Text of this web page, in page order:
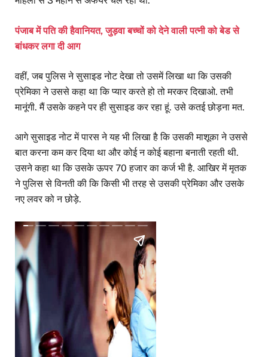
पंजाब में पति की हैवानियत, जुड़वा बच्चों को देने वाली पत्नी को बेड से
बांधकर लगा दी आग
वहीं, जब पुलिस ने सुसाइड नोट देखा तो उसमें लिखा था कि उसकी
प्रेमिका ने उससे कहा था कि प्यार करते हो तो मरकर दिखाओ. तभी
मानूंगी. मैं उसके कहने पर ही सुसाइड कर रहा हूं. उसे कतई छोड़ना मत.
आगे सुसाइड नोट में पारस ने यह भी लिखा है कि उसकी माशूका ने उससे
बात करना कम कर दिया था और कोई न कोई बहाना बनाती रहती थी.
उसने कहा था कि उसके ऊपर 70 हजार का कर्ज भी है. आखिर में मृतक
ने पुलिस से विनती की कि किसी भी तरह से उसकी प्रेमिका और उसके
नए लवर को न छोड़े.